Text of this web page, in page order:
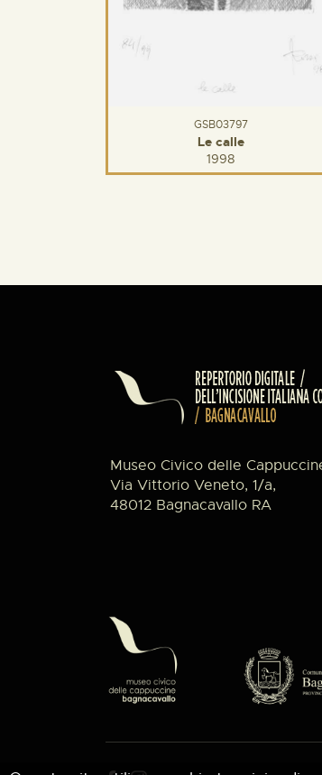
GSB03797
Le calle
1998
Museo Civico delle
Via Vittorio Veneto, 1/a,
48012 Bagnacavallo RA